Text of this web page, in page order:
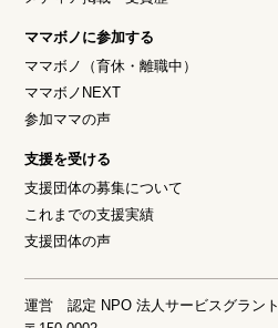
ママボノに参加する
ママボノ（育休・離職中）
ママボノNEXT
参加ママの声
支援を受ける
支援団体の募集について
これまでの支援実績
支援団体の声
運営 認定 NPO 法人サービスグラント